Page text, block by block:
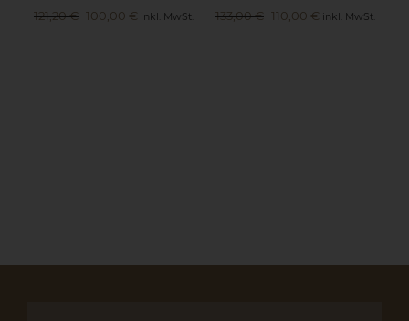
121,20€ Ursprünglicher
100,00 € Aktueller
inkl. MwSt.
133,00€ Ursprünglicher
110,00 € Aktueller
inkl. MwSt.